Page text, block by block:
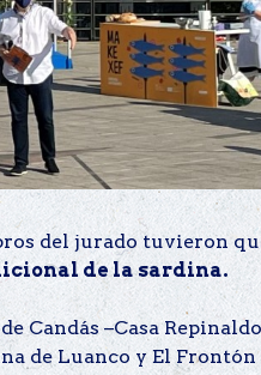
del jurado tuvieron
de la sardina.
Candás –Casa
de Luanco y El